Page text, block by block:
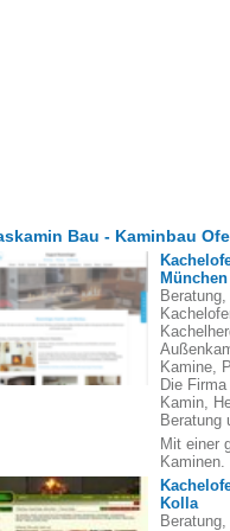
Bau - Kaminbau
Kamine,
Die
Kamin,
Beratung
Mit einer
Kaminen.
Kolla